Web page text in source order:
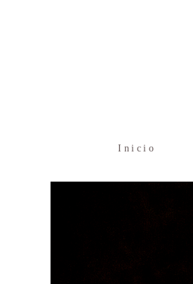
Inicio